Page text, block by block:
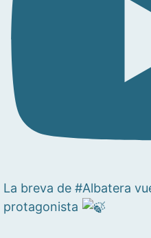
La breva de #Albatera
protagonista